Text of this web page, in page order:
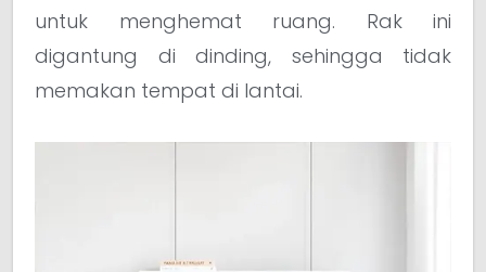
untuk menghemat ruang. Rak ini
digantung di dinding, sehingga tidak
memakan tempat di lantai.